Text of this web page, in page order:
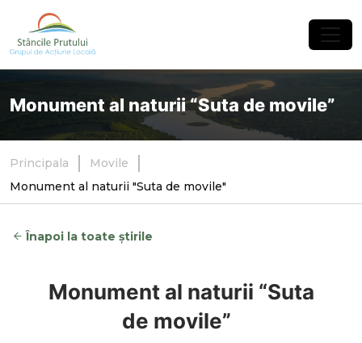
×
Monument al naturii “Suta de movile”
Principala
Movile
Monument al naturii "Suta de movile"
Înapoi la toate știrile
Monument al naturii “Suta
de movile”